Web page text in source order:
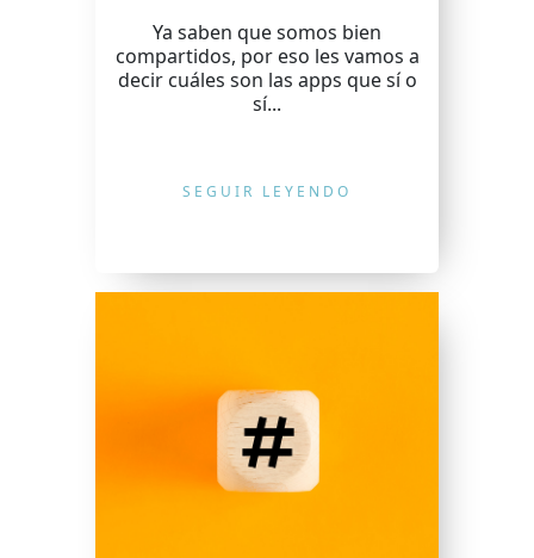
Ya saben que somos bien
compartidos, por eso les vamos a
decir cuáles son las apps que sí o
sí...
SEGUIR LEYENDO